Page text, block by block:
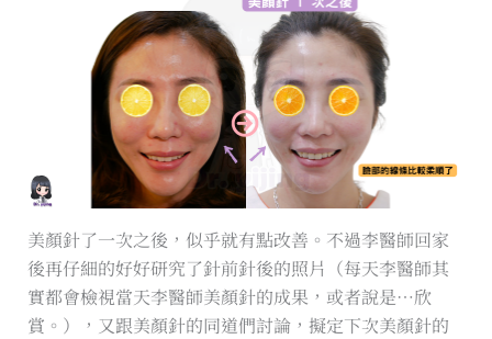
美顏針了一次之後，似乎就有點改善。不過李醫師回家
後再仔細的好好研究了針前針後的照片（每天李醫師其
實都會檢視當天李醫師美顏針的成果，或者說是…欣
賞。），又跟美顏針的同道們討論，擬定下次美顏針的